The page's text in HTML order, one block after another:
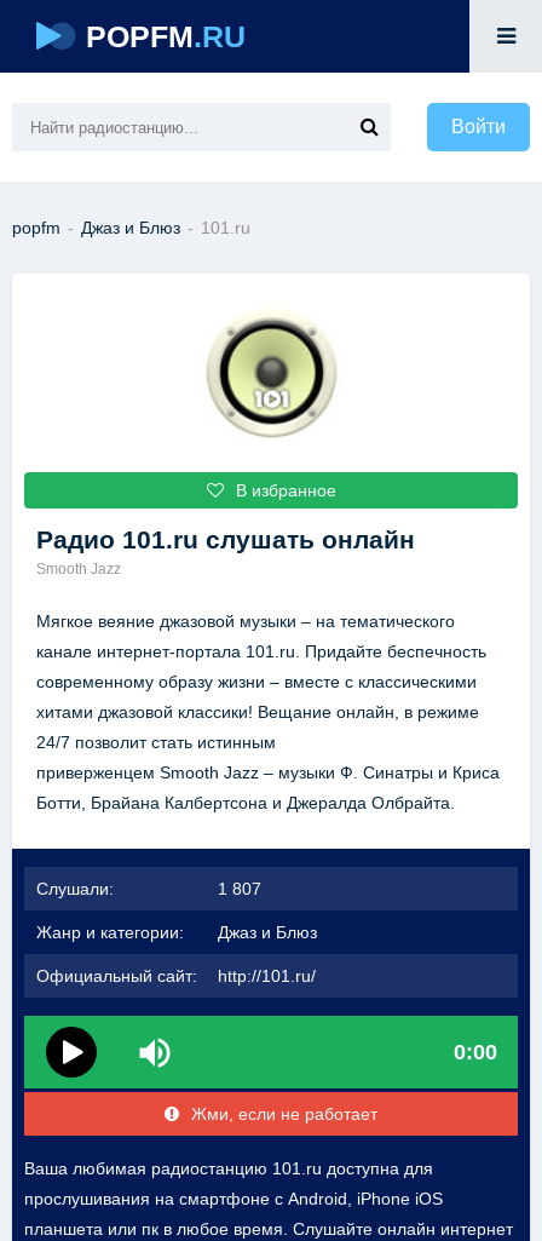
POPFM.RU
Войти
popfm - Джаз и Блюз - 101.ru
В избранное
Радио 101.ru слушать онлайн
Smooth Jazz
Мягкое веяние джазовой музыки – на тематического
канале интернет-портала 101.ru. Придайте беспечность
современному образу жизни – вместе с классическими
хитами джазовой классики! Вещание онлайн, в режиме
24/7 позволит стать истинным
приверженцем Smooth Jazz – музыки Ф. Синатры и Криса
Ботти, Брайана Калбертсона и Джералда Олбрайта.
Слушали: 1 807
Жанр и категории: Джаз и Блюз
Официальный сайт: http://101.ru/
0:00
Жми, если не работает
Ваша любимая радиостанцию 101.ru доступна для
прослушивания на смартфоне с Android, iPhone iOS
планшета или пк в любое время. Слушайте онлайн интернет